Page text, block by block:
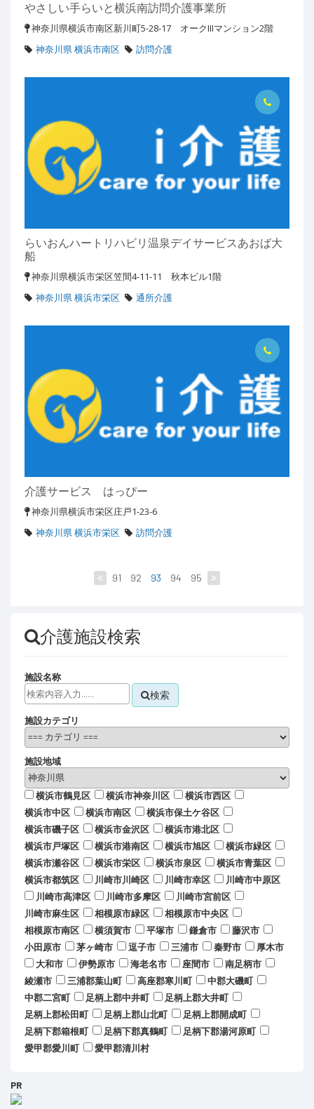
やさしい手らいと横浜南訪問介護事業所
神奈川県横浜市南区新川町5-28-17 オークIIIマンション2階
神奈川県 横浜市南区
訪問介護
らいおんハートリハビリ温泉デイサービスあおば大
船
神奈川県横浜市栄区笠間4-11-11 秋本ビル1階
神奈川県 横浜市栄区
通所介護
介護サービス はっぴー
神奈川県横浜市栄区庄戸1-23-6
神奈川県 横浜市栄区
訪問介護
91 92 93 94 95
介護施設検索
施設名称
検索
施設カテゴリ
施設地域
横浜市鶴見区 横浜市神奈川区
横浜市西区
横浜市中区
横浜市南区
横浜市保土ケ谷区
横浜市磯子区
横浜市金沢区
横浜市港北区
横浜市戸塚区
横浜市港南区 横浜市旭区
横浜市緑区
横浜市瀬谷区
横浜市栄区 横浜市泉区
横浜市青葉区
横浜市都筑区
川崎市川崎区 川崎市幸区
川崎市中原区
川崎市高津区
川崎市多摩区
川崎市宮前区
川崎市麻生区
相模原市緑区
相模原市中央区
相模原市南区
横須賀市 平塚市 鎌倉市
藤沢市
小田原市
茅ヶ崎市 逗子市 三浦市 秦野市
厚木市
大和市
伊勢原市 海老名市 座間市
南足柄市
綾瀬市
三浦郡葉山町 高座郡寒川町
中郡大磯町
中郡二宮町
足柄上郡中井町
足柄上郡大井町
足柄上郡松田町
足柄上郡山北町
足柄上郡開成町
足柄下郡箱根町
足柄下郡真鶴町
足柄下郡湯河原町
愛甲郡愛川町
愛甲郡清川村
PR